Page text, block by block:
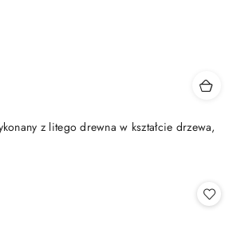
z litego drewna w kształcie drzewa,